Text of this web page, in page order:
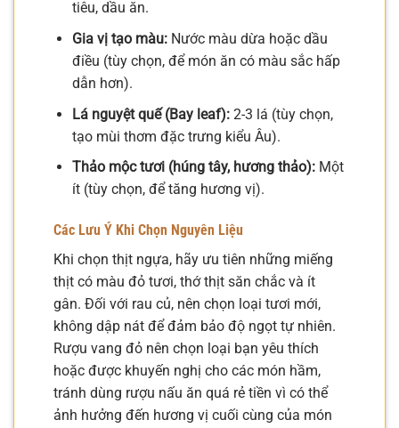
tiêu, dầu ăn.
Gia vị tạo màu:Nước màu dừa hoặc dầu
điều (tùy chọn, để món ăn có màu sắc hấp
dẫn hơn).
Lá nguyệt quế (Bay leaf):2-3 lá (tùy chọn,
tạo mùi thơm đặc trưng kiểu Âu).
Thảo mộc tươi (húng tây, hương thảo):Một
ít (tùy chọn, để tăng hương vị).
Các Lưu Ý Khi Chọn Nguyên Liệu
Khi chọn thịt ngựa, hãy ưu tiên những miếng
thịt có màu đỏ tươi, thớ thịt săn chắc và ít
gân. Đối với rau củ, nên chọn loại tươi mới,
không dập nát để đảm bảo độ ngọt tự nhiên.
Rượu vang đỏ nên chọn loại bạn yêu thích
hoặc được khuyến nghị cho các món hầm,
tránh dùng rượu nấu ăn quá rẻ tiền vì có thể
ảnh hưởng đến hương vị cuối cùng của món